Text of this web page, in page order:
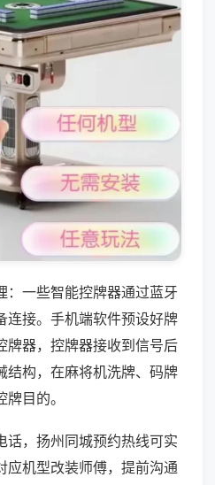
：一些智能控牌器通过蓝牙
连接。手机端软件预设好牌
牌器，控牌器接收到信号后
结构，在麻将机洗牌、码牌
目的。
话，扬州同城预约热线可实
应机型改装师傅，提前沟通